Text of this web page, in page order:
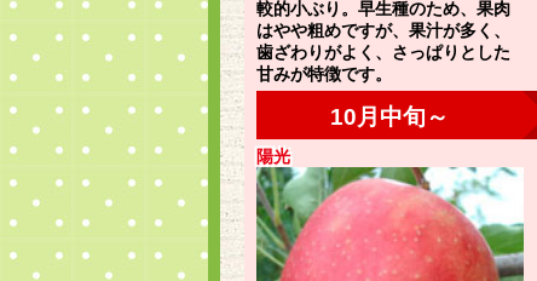
較的小ぶり。早生種のため、果肉
はやや粗めですが、果汁が多く、
歯ざわりがよく、さっぱりとした
甘みが特徴です。
陽光